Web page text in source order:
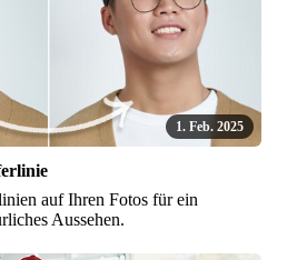
1. Feb. 2025
auf Ihren Fotos für ein
Aussehen.